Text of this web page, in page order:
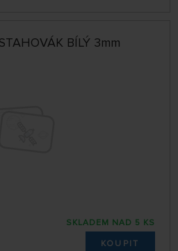
BÍLÝ 3mm
SKLADEM NAD 5 KS
KOUPIT